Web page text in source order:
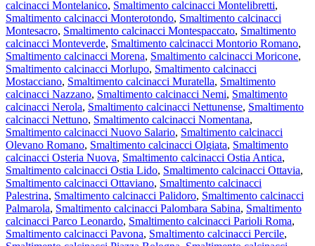
calcinacci Montelanico, Smaltimento calcinacci Montelibretti,
Smaltimento calcinacci Monterotondo, Smaltimento calcinacci
Montesacro, Smaltimento calcinacci Montespaccato, Smaltimento
calcinacci Monteverde, Smaltimento calcinacci Montorio Romano,
Smaltimento calcinacci Morena, Smaltimento calcinacci Moricone,
Smaltimento calcinacci Morlupo, Smaltimento calcinacci
Mostacciano, Smaltimento calcinacci Muratella, Smaltimento
calcinacci Nazzano, Smaltimento calcinacci Nemi, Smaltimento
calcinacci Nerola, Smaltimento calcinacci Nettunense, Smaltimento
calcinacci Nettuno, Smaltimento calcinacci Nomentana,
Smaltimento calcinacci Nuovo Salario, Smaltimento calcinacci
Olevano Romano, Smaltimento calcinacci Olgiata, Smaltimento
calcinacci Osteria Nuova, Smaltimento calcinacci Ostia Antica,
Smaltimento calcinacci Ostia Lido, Smaltimento calcinacci Ottavia,
Smaltimento calcinacci Ottaviano, Smaltimento calcinacci
Palestrina, Smaltimento calcinacci Palidoro, Smaltimento calcinacci
Palmarola, Smaltimento calcinacci Palombara Sabina, Smaltimento
calcinacci Parco Leonardo, Smaltimento calcinacci Parioli Roma,
Smaltimento calcinacci Pavona, Smaltimento calcinacci Percile,